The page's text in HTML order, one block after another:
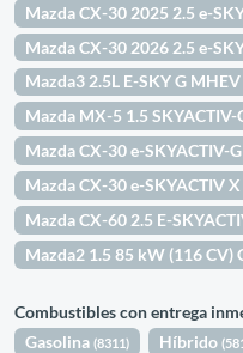
Mazda CX-30 2025 2.5 e-
Mazda CX-30 2026 2.5 e-
Mazda3 2.5L E-SKY G
Mazda MX-5 1.5
Mazda CX-30 e-
Mazda CX-30 e-SKYACTIV
Mazda CX-60 2.5 E-
Mazda2 1.5 85 kW (116 CV)
Combustibles con entrega
Gasolina(8311) Híbrido